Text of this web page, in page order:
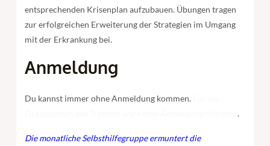
entsprechenden Krisenplan aufzubauen. Übungen tragen
zur erfolgreichen Erweiterung der Strategien im Umgang
mit der Erkrankung bei.
Anmeldung
Du kannst immer ohne Anmeldung kommen.
Organisation des Treffens wäre eine Anmeldung hilfreich.
Die monatliche Selbsthilfegruppe ermuntert die